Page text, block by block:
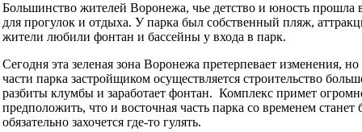
Большинство жителей Воронежа, чье детство и юность
для прогулок и отдыха. У парка был собственный пляж,
жители любили фонтан и бассейны у входа в парк.
Сегодня эта зеленая зона Воронежа претерпевает изменения,
части парка застройщиком осуществляется строительство
разбиты клумбы и заработает фонтан. Комплекс примет
предположить, что и восточная часть парка со временем
обязательно захочется где-то гулять.